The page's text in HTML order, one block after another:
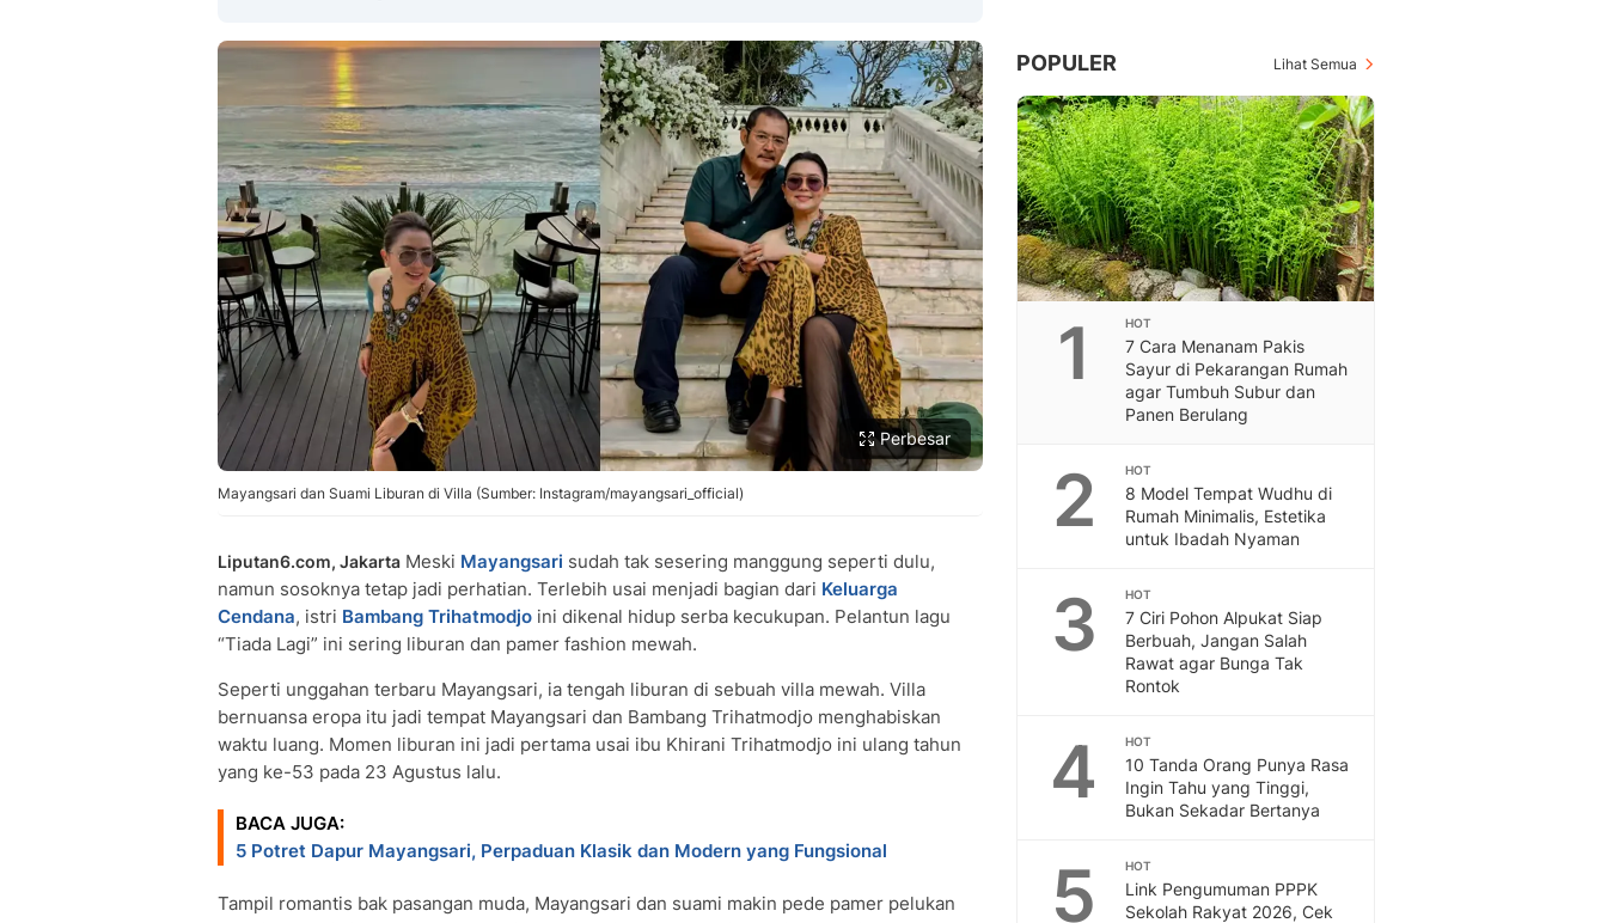
Copy Link
Perbesar
Mayangsari dan Suami Liburan di Villa (Sumber: Instagram/mayangsari_official)
Liputan6.com, Jakarta Meski Mayangsari sudah tak sesering manggung seperti dulu,
namun sosoknya tetap jadi perhatian. Terlebih usai menjadi bagian dari Keluarga
Cendana, istri Bambang Trihatmodjo ini dikenal hidup serba kecukupan. Pelantun lagu
“Tiada Lagi” ini sering liburan dan pamer fashion mewah.
Seperti unggahan terbaru Mayangsari, ia tengah liburan di sebuah villa mewah. Villa
bernuansa eropa itu jadi tempat Mayangsari dan Bambang Trihatmodjo menghabiskan
waktu luang. Momen liburan ini jadi pertama usai ibu Khirani Trihatmodjo ini ulang tahun
yang ke-53 pada 23 Agustus lalu.
BACA JUGA:
5 Potret Dapur Mayangsari, Perpaduan Klasik dan Modern yang Fungsional
Tampil romantis bak pasangan muda, Mayangsari dan suami makin pede pamer pelukan
POPULER Lihat Semua
1 HOT
7 Cara Menanam Pakis
Sayur di Pekarangan Rumah
agar Tumbuh Subur dan
Panen Berulang
2 HOT
8 Model Tempat Wudhu di
Rumah Minimalis, Estetika
untuk Ibadah Nyaman
3 HOT
7 Ciri Pohon Alpukat Siap
Berbuah, Jangan Salah
Rawat agar Bunga Tak
Rontok
4 HOT
10 Tanda Orang Punya Rasa
Ingin Tahu yang Tinggi,
Bukan Sekadar Bertanya
5 HOT
Link Pengumuman PPPK
Sekolah Rakyat 2026, Cek